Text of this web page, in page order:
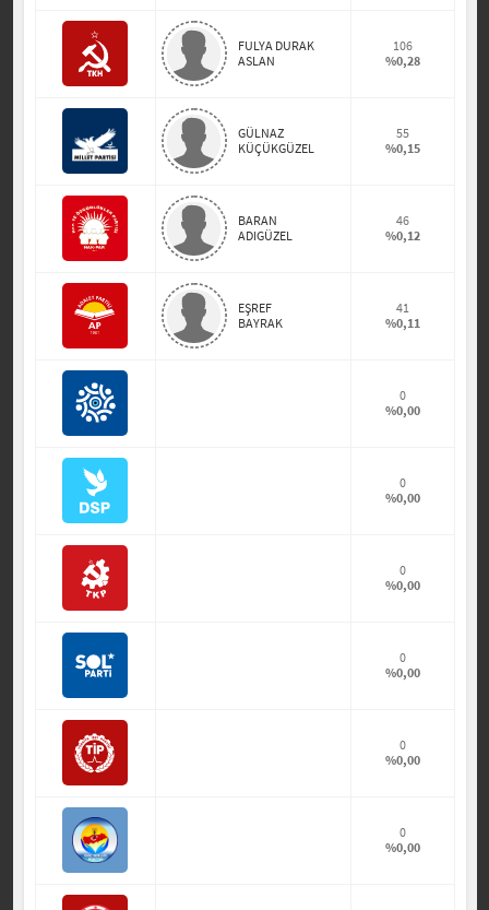
FULYA DURAK
ASLAN
106
%0,28
GÜLNAZ
KÜÇÜKGÜZEL
55
%0,15
BARAN
ADIGÜZEL
46
%0,12
EŞREF
BAYRAK
41
%0,11
0
%0,00
0
%0,00
0
%0,00
0
%0,00
0
%0,00
0
%0,00